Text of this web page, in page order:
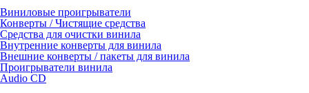
Виниловые проигрыватели
Конверты / Чистящие средства
Средства для очистки винила
Внутренние конверты для винила
Внешние конверты / пакеты для винила
Проигрыватели винила
Audio CD